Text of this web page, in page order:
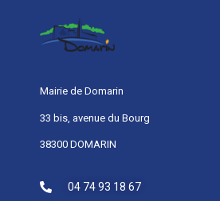
Mairie de Domarin
33 bis, avenue du Bourg
38300 DOMARIN
04 74 93 18 67